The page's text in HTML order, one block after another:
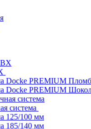
Docke PREMIUM
Docke PREMIUM
система
125/100 мм
185/140 мм